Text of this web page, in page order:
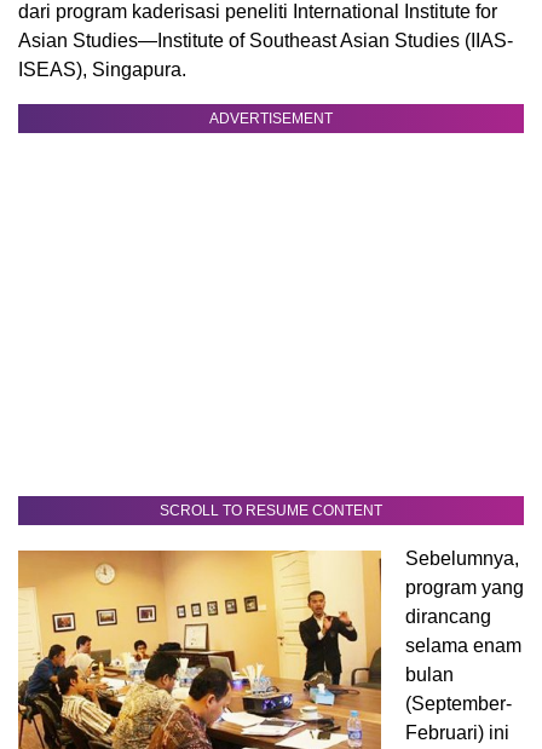
dari program kaderisasi peneliti International Institute for
Asian Studies—Institute of Southeast Asian Studies (IIAS-
ISEAS), Singapura.
ADVERTISEMENT
SCROLL TO RESUME CONTENT
Sebelumnya,
program yang
dirancang
selama enam
bulan
(September-
Februari) ini